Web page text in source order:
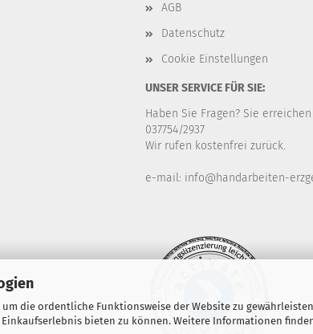
die ordentliche Funktionsweise der Website zu
bieten zu können. Weitere Informationen
AGB
Datenschutz
Cookie Einstellungen
UNSER SERVICE FÜR SIE:
Haben Sie Fragen? Sie
037754/2937
Wir rufen kostenfrei zurück.
e-mail: info@handarbeiten-